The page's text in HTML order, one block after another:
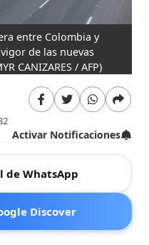
entre Colombia y
de las nuevas
CANIZARES / AFP)
Activar Notificaciones
de WhatsApp
Discover